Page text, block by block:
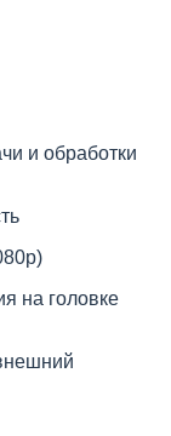
и обработки
на головке